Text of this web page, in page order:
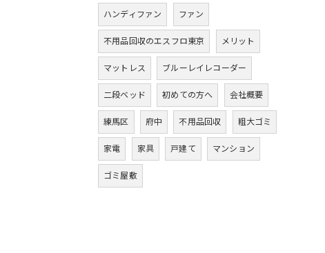
ハンディファン
ファン
不用品回収のエスフロ東京
メリット
マットレス
ブルーレイレコーダー
二段ベッド
初めての方へ
会社概要
練馬区
府中 不用品回収
粗大ゴミ
家電
家具 戸建て
マンション
ゴミ屋敷